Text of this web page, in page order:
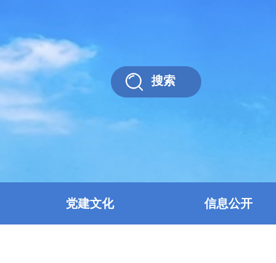
搜索
党建文化 信息公开